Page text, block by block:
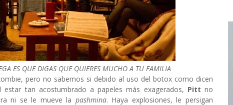
ES QUE DIGAS QUE QUIERES MUCHO A TU FAMILIA
pero no sabemos si debido al uso del botox como dicen
tan acostumbrado a papeles más exagerados, Pitt no
ni se le mueve la pashmina. Haya explosiones, le persigan